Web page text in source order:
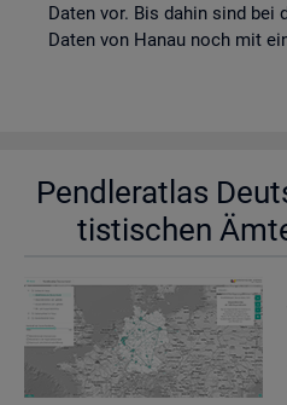
Daten vor. Bis dahin sind bei
Daten von Hanau noch mit
Pend­ler­at­las
tis­ti­schen